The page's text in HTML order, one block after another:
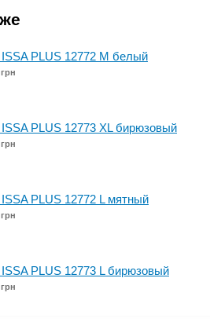
PLUS 12772 M белый
PLUS 12773 XL бирюзовый
PLUS 12772 L мятный
PLUS 12773 L бирюзовый